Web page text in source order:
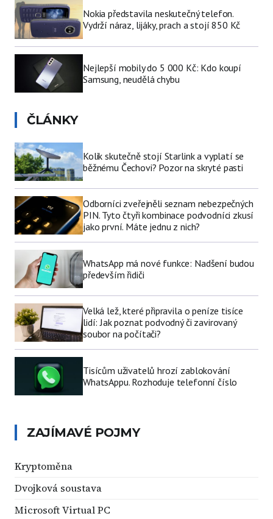
Nokia představila neskutečný telefon.
Vydrží náraz, lijáky, prach a stojí 850 Kč
Nejlepší mobily do 5 000 Kč: Kdo koupí
Samsung, neudělá chybu
ČLÁNKY
Kolik skutečně stojí Starlink a vyplatí se
běžnému Čechovi? Pozor na skryté pasti
Odborníci zveřejněli seznam nebezpečných
PIN. Tyto čtyři kombinace podvodníci zkusí
jako první. Máte jednu z nich?
WhatsApp má nové funkce: Nadšení budou
především řidiči
Velká lež, které připravila o peníze tisíce
lidí: Jak poznat podvodný či zavirovaný
soubor na počítači?
Tisícům uživatelů hrozí zablokování
WhatsAppu. Rozhoduje telefonní číslo
ZAJÍMAVÉ POJMY
Kryptoměna
Dvojková soustava
Microsoft Virtual PC